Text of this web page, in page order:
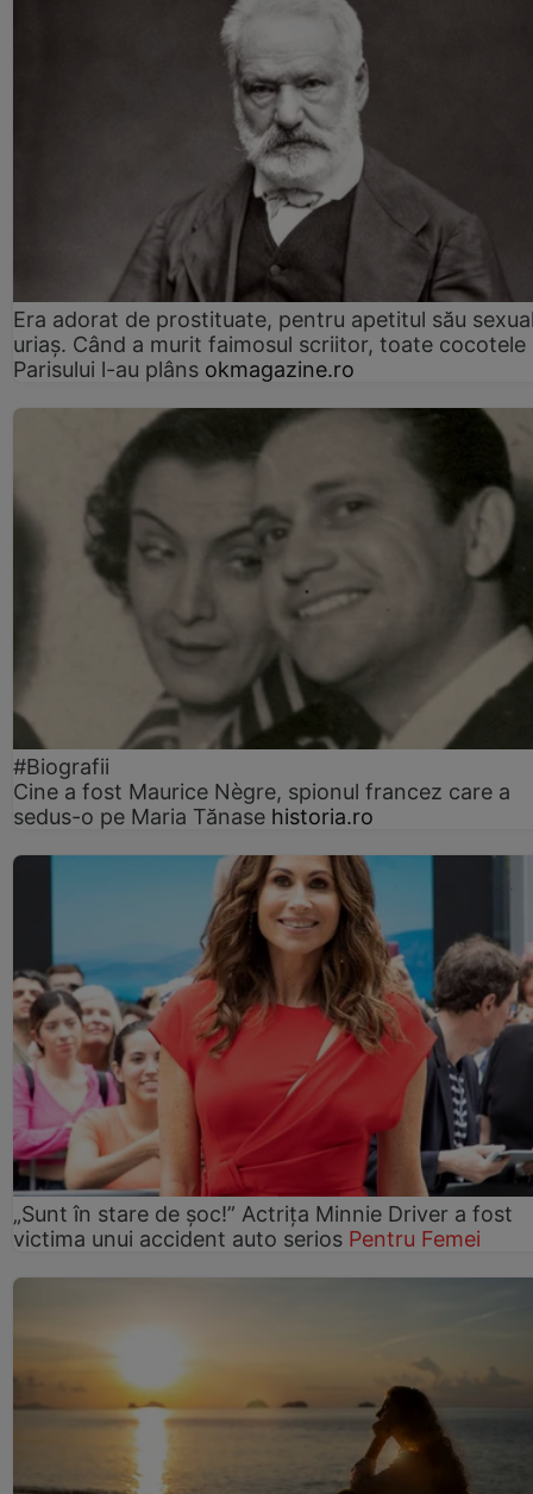
Era adorat de prostituate, pentru apetitul său
uriaș. Când a murit faimosul scriitor, toate cocotele
Parisului l-au plâns okmagazine.ro
#Biografii
Cine a fost Maurice Nègre, spionul francez care a
sedus-o pe Maria Tănase historia.ro
„Sunt în stare de șoc!” Actrița Minnie Driver a fost
victima unui accident auto serios Pentru Femei